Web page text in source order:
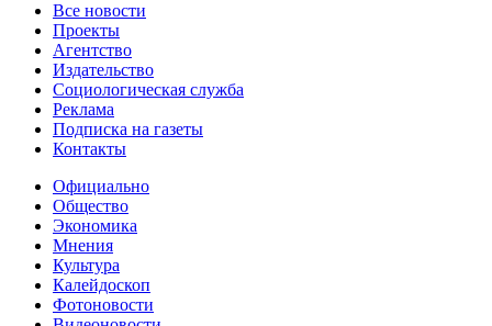
Все новости
Проекты
Агентство
Издательство
Социологическая служба
Реклама
Подписка на газеты
Контакты
Официально
Общество
Экономика
Мнения
Культура
Калейдоскоп
Фотоновости